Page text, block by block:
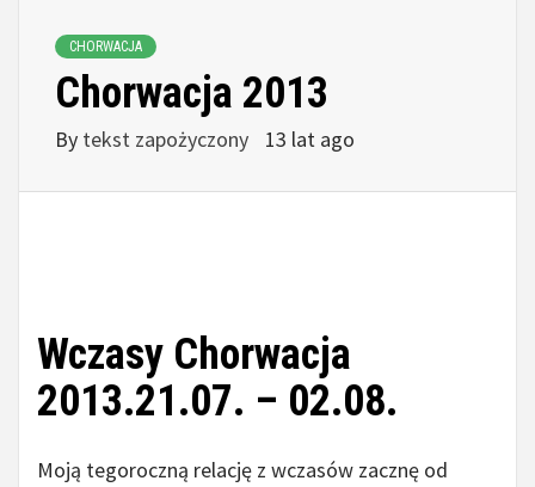
CHORWACJA
Chorwacja 2013
By tekst zapożyczony 13 lat ago
Wczasy Chorwacja
2013.21.07. – 02.08.
Moją tegoroczną relację z wczasów zacznę od